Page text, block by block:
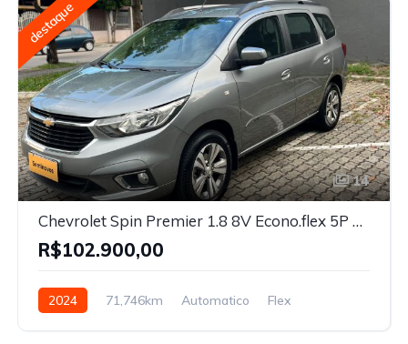
destaque
14
Chevrolet Spin Premier 1.8 8V Econo.flex 5P Aut. 2024
R$102.900,00
2024 71,746km Automatico Flex